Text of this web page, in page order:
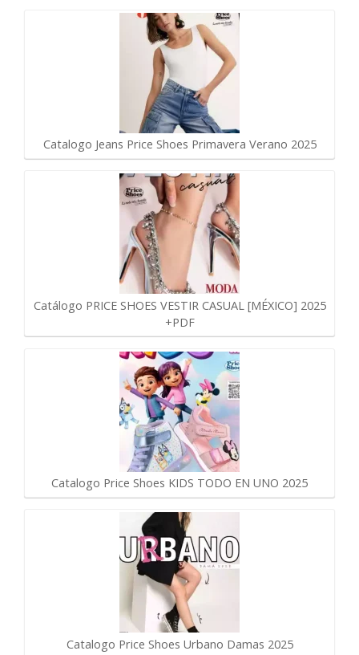
Catalogo Jeans Price Shoes Primavera Verano 2025
Catálogo PRICE SHOES VESTIR CASUAL [MÉXICO] 2025
+PDF
Catalogo Price Shoes KIDS TODO EN UNO 2025
Catalogo Price Shoes Urbano Damas 2025